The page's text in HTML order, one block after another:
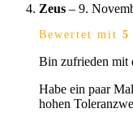
Zeus – 9.
Bewertet mit 5
Bin zufrieden mit
Habe ein paar
hohen